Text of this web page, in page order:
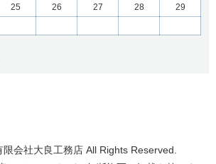
25 26 27 28
29
会社大良工務店 All Rights Reserved.